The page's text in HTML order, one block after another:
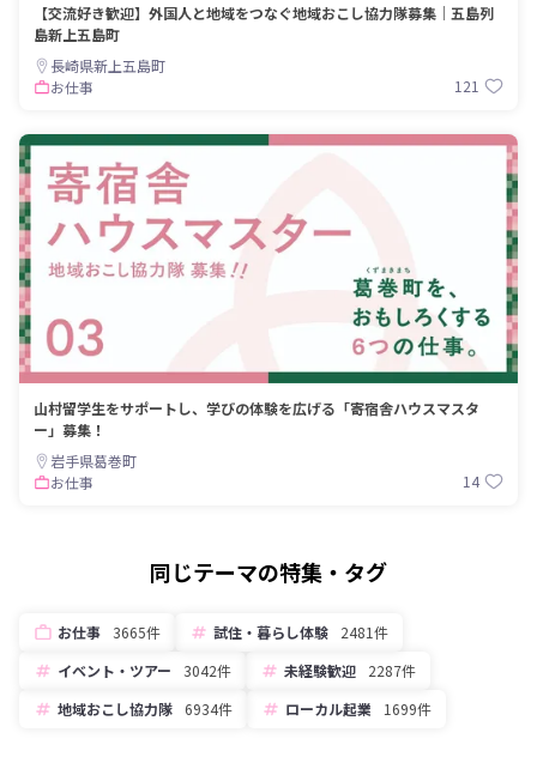
【交流好き歓迎】外国人と地域をつなぐ地域おこし協力隊募集｜五島列
島新上五島町
長崎県新上五島町
お仕事
121
山村留学生をサポートし、学びの体験を広げる「寄宿舎ハウスマスタ
ー」募集！
岩手県葛巻町
お仕事
14
同じテーマの特集・タグ
お仕事 3665件 試住・暮らし体験
2481件
イベント・ツアー
3042件 未経験歓迎
2287件
地域おこし協力隊
6934件 ローカル起業 1699件